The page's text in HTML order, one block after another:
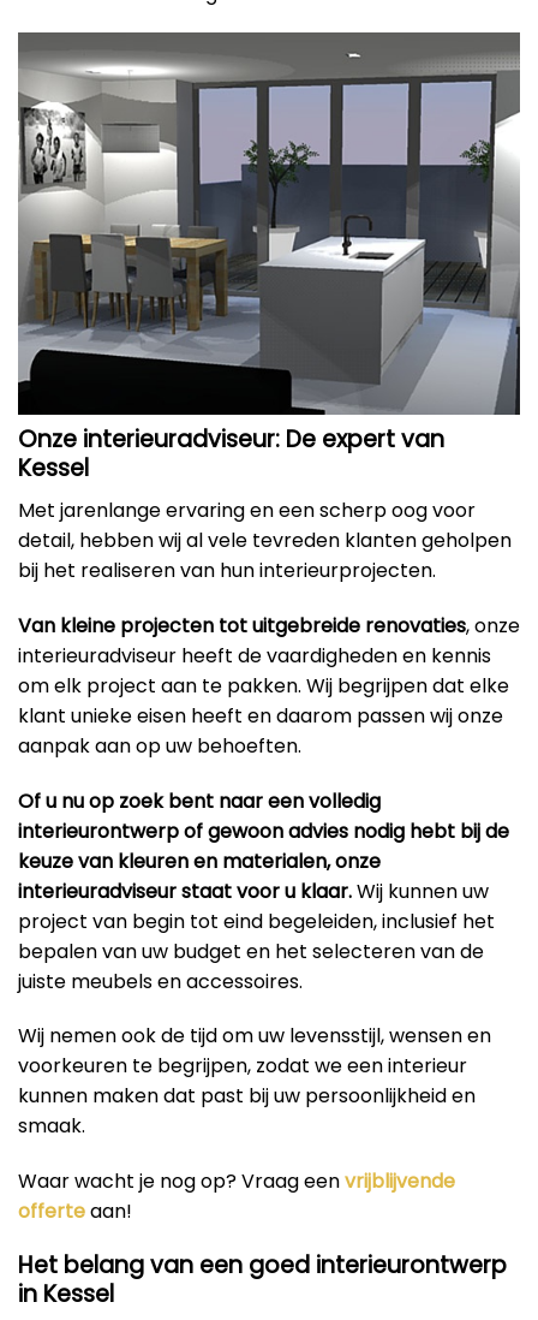
Onze interieuradviseur: De expert van
Kessel
Met jarenlange ervaring en een scherp oog voor
detail, hebben wij al vele tevreden klanten geholpen
bij het realiseren van hun interieurprojecten.
Van kleine projecten tot uitgebreide renovaties, onze
interieuradviseur heeft de vaardigheden en kennis
om elk project aan te pakken. Wij begrijpen dat elke
klant unieke eisen heeft en daarom passen wij onze
aanpak aan op uw behoeften.
Of u nu op zoek bent naar een volledig
interieurontwerp of gewoon advies nodig hebt bij de
keuze van kleuren en materialen, onze
interieuradviseur staat voor u klaar.Wij kunnen uw
project van begin tot eind begeleiden, inclusief het
bepalen van uw budget en het selecteren van de
juiste meubels en accessoires.
Wij nemen ook de tijd om uw levensstijl, wensen en
voorkeuren te begrijpen, zodat we een interieur
kunnen maken dat past bij uw persoonlijkheid en
smaak.
Waar wacht je nog op? Vraag eenvrijblijvende
offerteaan!
Het belang van een goed interieurontwerp
in Kessel